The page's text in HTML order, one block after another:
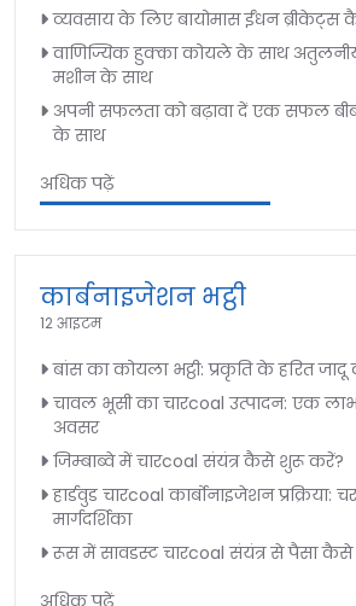
व्यवसाय के लिए बायोमास ईंधन ब्रीकेट्स
वाणिज्यिक हुक्का कोयले के साथ
मशीन के साथ
अपनी सफलता को बढ़ावा दें एक सफल
के साथ
अधिक पढ़ें
कार्बनाइजेशन भट्ठी
12 आइटम
बांस का कोयला भट्ठी: प्रकृति के हरित
चावल भूसी का चारcoal उत्पादन: एक
अवसर
जिम्बाब्वे में चारcoal संयंत्र कैसे शुरू करें?
हार्डवुड चारcoal कार्बोनाइजेशन
मार्गदर्शिका
रूस में सावडस्ट चारcoal संयंत्र से पैसा